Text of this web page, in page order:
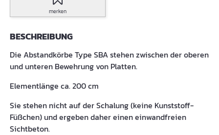
merken
BESCHREIBUNG
Die Abstandkörbe Type SBA stehen zwischen der oberen
und unteren Bewehrung von Platten.
Elementlänge ca. 200 cm
Sie stehen nicht auf der Schalung (keine Kunststoff-
Füßchen) und ergeben daher einen einwandfreien
Sichtbeton.